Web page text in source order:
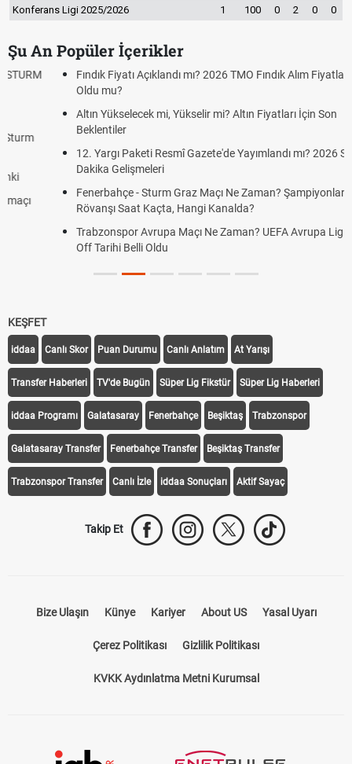
Konferans Ligi 2025/2026 1 100 0 2 0 0
Şu An Popüler İçerikler
Fındık Fiyatı Açıklandı mı? 2026 TMO Fındık Alım Fiyatları Belli
Oldu mu?
Altın Yükselecek mi, Yükselir mi? Altın Fiyatları İçin Son
Beklentiler
12. Yargı Paketi Resmî Gazete'de Yayımlandı mı? 2026 Son
Dakika Gelişmeleri
Fenerbahçe - Sturm Graz Maçı Ne Zaman? Şampiyonlar Ligi
Rövanşı Saat Kaçta, Hangi Kanalda?
Trabzonspor Avrupa Maçı Ne Zaman? UEFA Avrupa Ligi Play-
Off Tarihi Belli Oldu
KEŞFET
iddaa Canlı Skor Puan Durumu Canlı Anlatım At Yarışı
Transfer Haberleri TV'de Bugün Süper Lig Fikstür Süper Lig Haberleri
iddaa Programı Galatasaray Fenerbahçe Beşiktaş Trabzonspor
Galatasaray Transfer Fenerbahçe Transfer Beşiktaş Transfer
Trabzonspor Transfer Canlı İzle iddaa Sonuçları Aktif Sayaç
Takip Et
Bize Ulaşın Künye Kariyer About US Yasal Uyarı
Çerez Politikası Gizlilik Politikası
KVKK Aydınlatma Metni Kurumsal